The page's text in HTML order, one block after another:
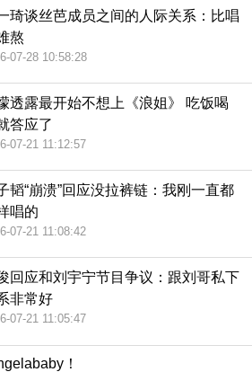
琦谈丝芭成员之间的人际关系：比唱
熬
07-28 10:58:28
透露最开始不想上《浪姐》 吃饭喝
答应了
07-21 11:12:57
韬“崩溃”回应没拉裤链：我刚一直都
唱的
07-21 11:08:42
回应和刘宇宁节目争议：跟刘哥私下
非常好
07-21 11:05:47
！